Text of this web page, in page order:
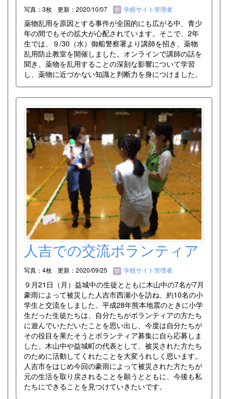
写真：3枚 更新：2020/10/07 学校サイト管理者
薬物乱用を原因とする事件が全国的にも広がる中、青少
年の間でもその拡大が心配されています。そこで、2年
生では、９/30（水）御船警察署より講師を招き、薬物
乱用防止教室を開催しました。オンラインで講師の話を
聞き、薬物を乱用することの深刻な影響について学習
し、薬物に近づかない知識と判断力を身につけました。
人吉での交流ボランティア
写真：4枚 更新：2020/09/25 学校サイト管理者
９月21日（月）益城中の生徒とともに木山中の7名が7月
豪雨によって被災した人吉市西瀬小を訪ね、約10名の小
学生と交流をしました。平成28年熊本地震のときに小学
生だった生徒たちは、自分たちがボランティアの方たち
に遊んでいただいたことを思い出し、今度は自分たちが
その役目を果たそうとボランティア募集に自ら応募しま
した。木山中や益城町の代表として、被災された方たち
のために活動してくれたことを大変うれしく思います。
人吉市をはじめ今回の豪雨によって被災された方たちが
元の生活を取り戻されることを願うとともに、今後も私
たちにできることを見つけていきたいです。